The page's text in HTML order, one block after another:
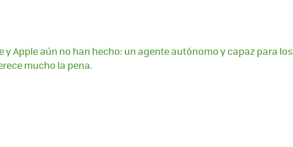
y Apple aún no han hecho: un agente autónomo y capaz para los
mucho la pena.